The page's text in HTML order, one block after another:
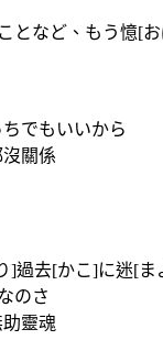
となど、もう憶[
でもいいから
關係
]過去[かこ]に迷[ま
のさ
靈魂